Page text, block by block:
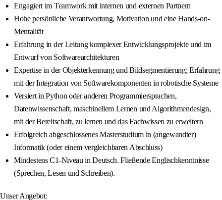
Engagiert im Teamwork mit internen und externen Partnern
Hohe persönliche Verantwortung, Motivation und eine Hands-on-
Mentalität
Erfahrung in der Leitung komplexer Entwicklungsprojekte und im
Entwurf von Softwarearchitekturen
Expertise in der Objekterkennung und Bildsegmentierung; Erfahrung
mit der Integration von Softwarekomponenten in robotische Systeme
Versiert in Python oder anderen Programmiersprachen,
Datenwissenschaft, maschinellem Lernen und Algorithmendesign,
mit der Bereitschaft, zu lernen und das Fachwissen zu erweitern
Erfolgreich abgeschlossenes Masterstudium in (angewandter)
Informatik (oder einem vergleichbaren Abschluss)
Mindestens C1-Niveau in Deutsch. Fließende Englischkenntnisse
(Sprechen, Lesen und Schreiben).
Unser Angebot: